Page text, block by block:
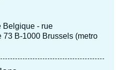
Belgique - rue
73 B-1000 Brussels (metro